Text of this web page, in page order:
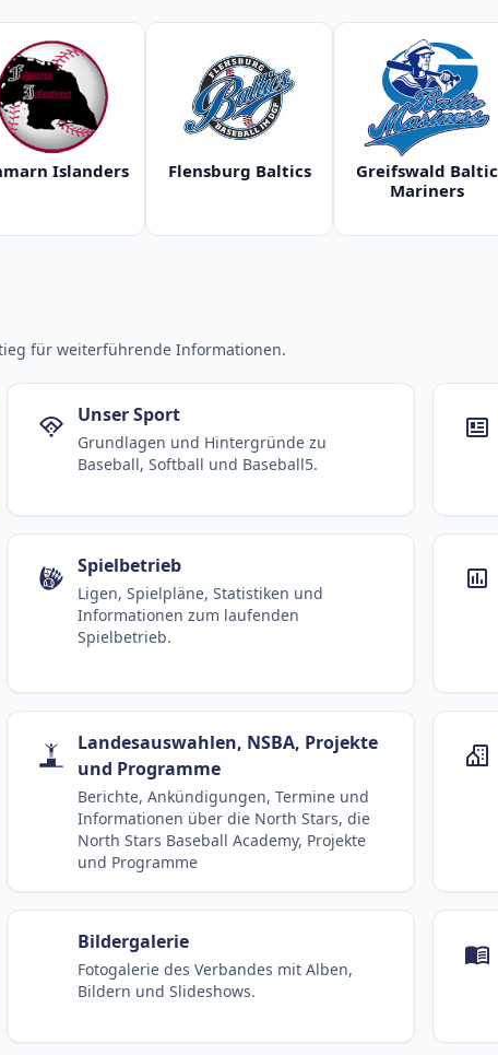
Islanders Flensburg Baltics
Greifswald Baltic
Mariners
für weiterführende Informationen.
Unser Sport
Grundlagen und Hintergründe zu
Baseball, Softball und Baseball5.
Spielbetrieb
Ligen, Spielpläne, Statistiken und
Informationen zum laufenden
Spielbetrieb.
Landesauswahlen, NSBA, Projekte
und Programme
Berichte, Ankündigungen, Termine und
Informationen über die North Stars, die
North Stars Baseball Academy, Projekte
und Programme
Bildergalerie
Fotogalerie des Verbandes mit Alben,
Bildern und Slideshows.